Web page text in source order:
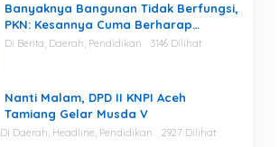
Banyaknya Bangunan Tidak Berfungsi,
PKN: Kesannya Cuma Berharap
Kegiatan
Di Berita, Daerah, Pendidikan 3146 Dilihat
Nanti Malam, DPD II KNPI Aceh
Tamiang Gelar Musda V
Di Daerah, Headline, Pendidikan 2927 Dilihat